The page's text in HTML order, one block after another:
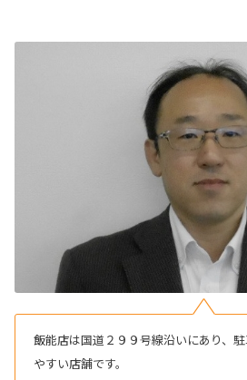
飯能店は国道２９９号線沿いにあり、
やすい店舗です。